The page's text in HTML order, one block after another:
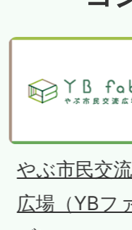
社会的処方ポ
ータルサイ